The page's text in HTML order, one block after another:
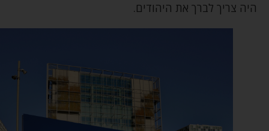
היה צריך לברך את היהודים.